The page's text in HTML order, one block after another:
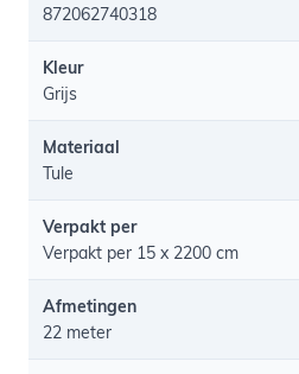
872062740318
Kleur
Grijs
Materiaal
Tule
Verpakt per
Verpakt per 15 x 2200 cm
Afmetingen
22 meter